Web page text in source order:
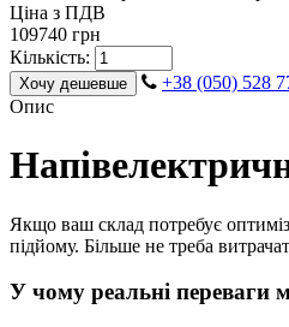
Ціна з ПДВ
109740 грн
Кількість:
Хочу дешевше +38 (050) 528
Опис
Якщо ваш склад потребує
підйому. Більше не треба
У чому реальні переваги